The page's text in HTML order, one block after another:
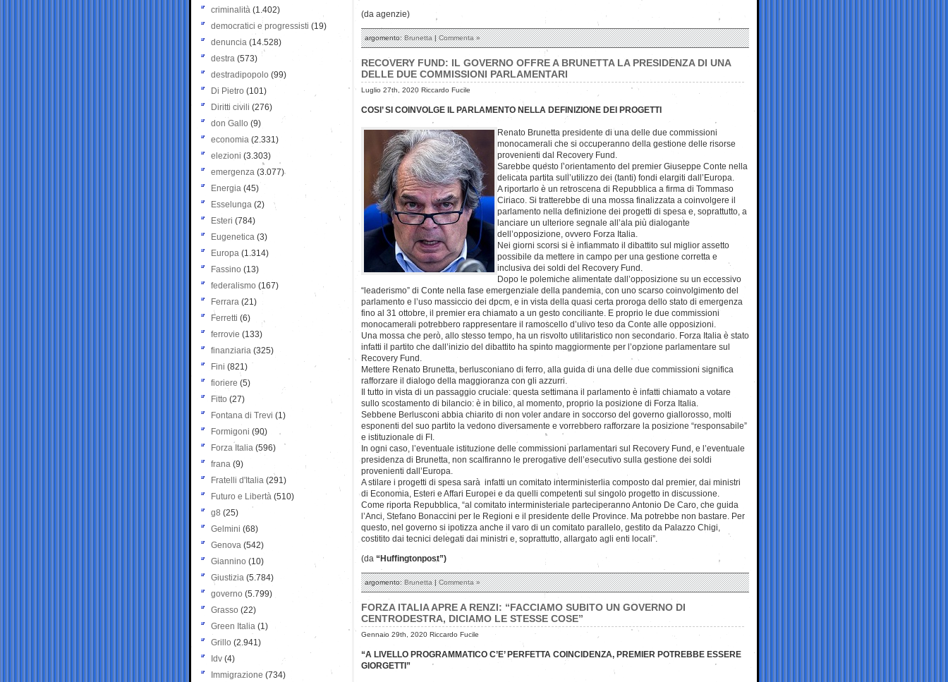
(da agenzie)
argomento:Brunetta|Commenta »
RECOVERY FUND: IL GOVERNO OFFRE A BRUNETTA LA PRESIDENZA DI UNA
DELLE DUE COMMISSIONI PARLAMENTARI
Luglio 27th, 2020 Riccardo Fucile
COSI’ SI COINVOLGE IL PARLAMENTO NELLA DEFINIZIONE DEI PROGETTI
Renato Brunetta presidente di una delle due commissioni
monocamerali che si occuperanno della gestione delle risorse
provenienti dal Recovery Fund.
Sarebbe questo l’orientamento del premier Giuseppe Conte nella
delicata partita sull’utilizzo dei (tanti) fondi elargiti dall’Europa.
A riportarlo è un retroscena di Repubblica a firma di Tommaso
Ciriaco. Si tratterebbe di una mossa finalizzata a coinvolgere il
parlamento nella definizione dei progetti di spesa e, soprattutto, a
lanciare un ulteriore segnale all’ala più dialogante
dell’opposizione, ovvero Forza Italia.
Nei giorni scorsi si è infiammato il dibattito sul miglior assetto
possibile da mettere in campo per una gestione corretta e
inclusiva dei soldi del Recovery Fund.
Dopo le polemiche alimentate dall’opposizione su un eccessivo
“leaderismo” di Conte nella fase emergenziale della pandemia, con uno scarso coinvolgimento del
parlamento e l’uso massiccio dei dpcm, e in vista della quasi certa proroga dello stato di emergenza
fino al 31 ottobre, il premier era chiamato a un gesto conciliante. E proprio le due commissioni
monocamerali potrebbero rappresentare il ramoscello d’ulivo teso da Conte alle opposizioni.
Una mossa che però, allo stesso tempo, ha un risvolto utilitaristico non secondario. Forza Italia è stato
infatti il partito che dall’inizio del dibattito ha spinto maggiormente per l’opzione parlamentare sul
Recovery Fund.
Mettere Renato Brunetta, berlusconiano di ferro, alla guida di una delle due commissioni significa
rafforzare il dialogo della maggioranza con gli azzurri.
Il tutto in vista di un passaggio cruciale: questa settimana il parlamento è infatti chiamato a votare
sullo scostamento di bilancio: è in bilico, al momento, proprio la posizione di Forza Italia.
Sebbene Berlusconi abbia chiarito di non voler andare in soccorso del governo giallorosso, molti
esponenti del suo partito la vedono diversamente e vorrebbero rafforzare la posizione “responsabile”
e istituzionale di FI.
In ogni caso, l’eventuale istituzione delle commissioni parlamentari sul Recovery Fund, e l’eventuale
presidenza di Brunetta, non scalfiranno le prerogative dell’esecutivo sulla gestione dei soldi
provenienti dall’Europa.
A stilare i progetti di spesa sarà infatti un comitato interministerlia composto dal premier, dai ministri
di Economia, Esteri e Affari Europei e da quelli competenti sul singolo progetto in discussione.
Come riporta Repubblica, “al comitato interministeriale parteciperanno Antonio De Caro, che guida
l’Anci, Stefano Bonaccini per le Regioni e il presidente delle Province. Ma potrebbe non bastare. Per
questo, nel governo si ipotizza anche il varo di un comitato parallelo, gestito da Palazzo Chigi,
costitito dai tecnici delegati dai ministri e, soprattutto, allargato agli enti locali”.
(da “Huffingtonpost”)
argomento:Brunetta|Commenta »
FORZA ITALIA APRE A RENZI: “FACCIAMO SUBITO UN GOVERNO DI
CENTRODESTRA, DICIAMO LE STESSE COSE”
Gennaio 29th, 2020 Riccardo Fucile
“A LIVELLO PROGRAMMATICO C’E’ PERFETTA COINCIDENZA, PREMIER POTREBBE ESSERE
GIORGETTI”
criminalità (1.402)
democratici e progressisti (19)
denuncia (14.528)
destra (573)
destradipopolo (99)
Di Pietro (101)
Diritti civili (276)
don Gallo (9)
economia (2.331)
elezioni (3.303)
emergenza (3.077)
Energia (45)
Esselunga (2)
Esteri (784)
Eugenetica (3)
Europa (1.314)
Fassino (13)
federalismo (167)
Ferrara (21)
Ferretti (6)
ferrovie (133)
finanziaria (325)
Fini (821)
fioriere (5)
Fitto (27)
Fontana di Trevi (1)
Formigoni (90)
Forza Italia (596)
frana (9)
Fratelli d'Italia (291)
Futuro e Libertà (510)
g8 (25)
Gelmini (68)
Genova (542)
Giannino (10)
Giustizia (5.784)
governo (5.799)
Grasso (22)
Green Italia (1)
Grillo (2.941)
Idv (4)
Immigrazione (734)